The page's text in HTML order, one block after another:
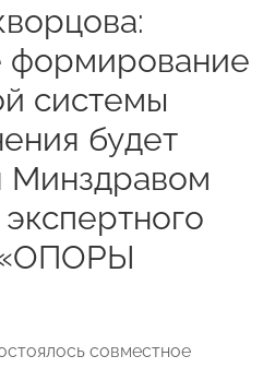
системы
будет
Минздравом
«ОПОРЫ
совместное